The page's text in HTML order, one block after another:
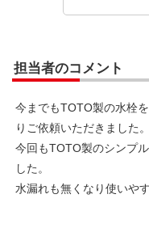
担当者のコメント
今までもTOTO製の水栓
りご依頼いただきました。
今回もTOTO製のシンプ
した。
水漏れも無くなり使いや